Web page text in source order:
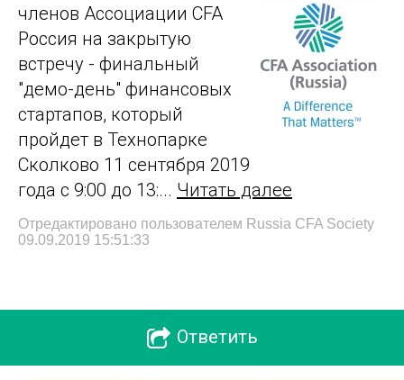
членов Ассоциации CFA
Россия на закрытую
встречу - финальный
"демо-день" финансовых
стартапов, который
пройдет в Технопарке
Сколково 11 сентября 2019
года с 9:00 до 13:... Читать далее
Отредактировано пользователем Russia CFA Society
09.09.2019 15:51:33
Oтветить